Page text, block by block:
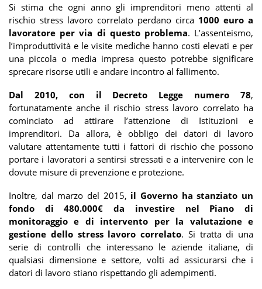
Si stima che ogni anno gli imprenditori meno attenti al
rischio stress lavoro correlato perdano circa 1000 euro a
lavoratore per via di questo problema. L’assenteismo,
l’improduttività e le visite mediche hanno costi elevati e per
una piccola o media impresa questo potrebbe significare
sprecare risorse utili e andare incontro al fallimento.
Dal 2010, con il Decreto Legge numero 78,
fortunatamente anche il rischio stress lavoro correlato ha
cominciato ad attirare l’attenzione di Istituzioni e
imprenditori. Da allora, è obbligo dei datori di lavoro
valutare attentamente tutti i fattori di rischio che possono
portare i lavoratori a sentirsi stressati e a intervenire con le
dovute misure di prevenzione e protezione.
Inoltre, dal marzo del 2015, il Governo ha stanziato un
fondo di 480.000€ da investire nel Piano di
monitoraggio e di intervento per la valutazione e
gestione dello stress lavoro correlato. Si tratta di una
serie di controlli che interessano le aziende italiane, di
qualsiasi dimensione e settore, volti ad assicurarsi che i
datori di lavoro stiano rispettando gli adempimenti.